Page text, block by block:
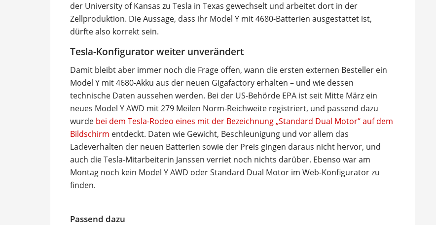
der University of Kansas zu Tesla in Texas gewechselt und arbeitet dort in der
Zellproduktion. Die Aussage, dass ihr Model Y mit 4680-Batterien ausgestattet ist,
dürfte also korrekt sein.
Tesla-Konfigurator weiter unverändert
Damit bleibt aber immer noch die Frage offen, wann die ersten externen Besteller ein
Model Y mit 4680-Akku aus der neuen Gigafactory erhalten – und wie dessen
technische Daten aussehen werden. Bei der US-Behörde EPA ist seit Mitte März ein
neues Model Y AWD mit 279 Meilen Norm-Reichweite registriert, und passend dazu
wurde bei dem Tesla-Rodeo eines mit der Bezeichnung „Standard Dual Motor“ auf dem
Bildschirm entdeckt. Daten wie Gewicht, Beschleunigung und vor allem das
Ladeverhalten der neuen Batterien sowie der Preis gingen daraus nicht hervor, und
auch die Tesla-Mitarbeiterin Janssen verriet noch nichts darüber. Ebenso war am
Montag noch kein Model Y AWD oder Standard Dual Motor im Web-Konfigurator zu
finden.
Passend dazu